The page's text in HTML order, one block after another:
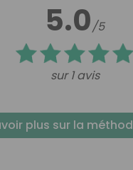
5.0/5
sur 1 avis
plus sur la